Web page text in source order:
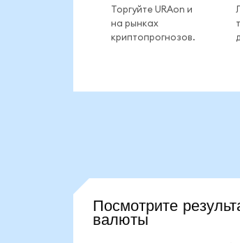
Торгуйте URAon и
на рынках
криптопрогнозов.
Посмотрите
валюты